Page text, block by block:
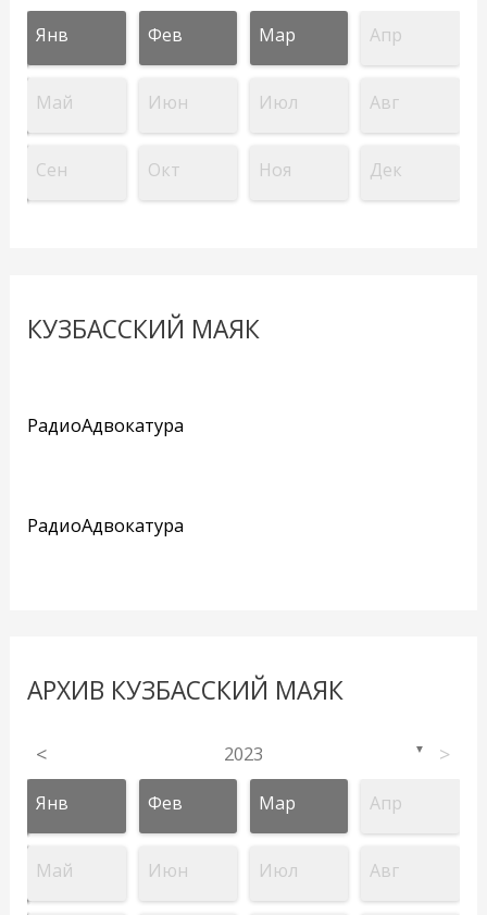
Янв Фев Мар Апр
Май Июн Июл Авг
Сен Окт Ноя Дек
КУЗБАССКИЙ МАЯК
РадиоАдвокатура
РадиоАдвокатура
АРХИВ КУЗБАССКИЙ МАЯК
< 2023 ▼ >
Янв Фев Мар Апр
Май Июн Июл Авг